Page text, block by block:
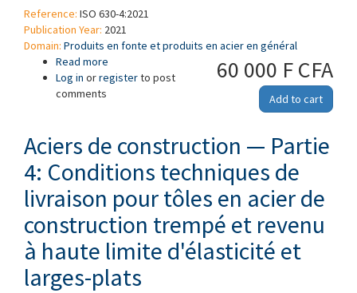
Reference: ISO 630-4:2021
Publication Year: 2021
Domain: Produits en fonte et produits en acier en général
60 000 F CFA
Add to cart
Read more about Structural steels — Part 4: Technical
delivery conditions for high yield strength
quenched and tempered structural steel plates
Log in orregisterto post
comments
Aciers de construction — Partie
4: Conditions techniques de
livraison pour tôles en acier de
construction trempé et revenu
à haute limite d'élasticité et
larges-plats